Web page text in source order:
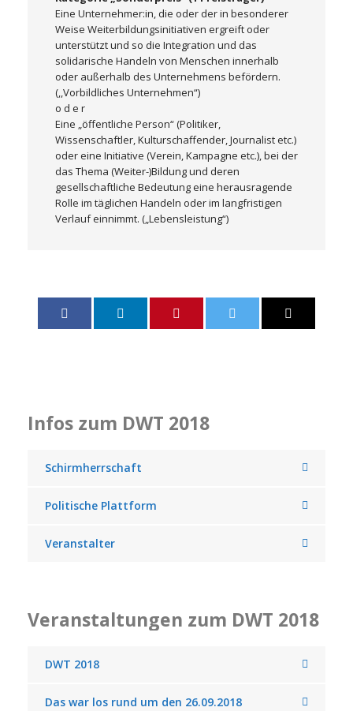
Eine Unternehmer:in, die oder der in besonderer
Weise Weiterbildungsinitiativen ergreift oder
unterstützt und so die Integration und das
solidarische Handeln von Menschen innerhalb
oder außerhalb des Unternehmens befördern.
(,,Vorbildliches Unternehmen“)
o d e r
Eine „öffentliche Person“ (Politiker,
Wissenschaftler, Kulturschaffender, Journalist etc.)
oder eine Initiative (Verein, Kampagne etc.), bei der
das Thema (Weiter-)Bildung und deren
gesellschaftliche Bedeutung eine herausragende
Rolle im täglichen Handeln oder im langfristigen
Verlauf einnimmt. („Lebensleistung“)
Infos zum DWT 2018
Schirmherrschaft
Politische Plattform
Veranstalter
Veranstaltungen zum DWT 2018
DWT 2018
Das war los rund um den 26.09.2018